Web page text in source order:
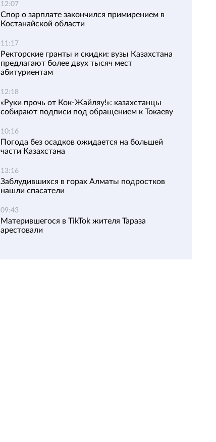
12:07
Спор о зарплате закончился примирением в
Костанайской области
11:17
Ректорские гранты и скидки: вузы Казахстана
предлагают более двух тысяч мест
абитуриентам
12:18
«Руки прочь от Кок-Жайляу!»: казахстанцы
собирают подписи под обращением к Токаеву
10:16
Погода без осадков ожидается на большей
части Казахстана
13:16
Заблудившихся в горах Алматы подростков
нашли спасатели
09:43
Матерившегося в TikTok жителя Тараза
арестовали